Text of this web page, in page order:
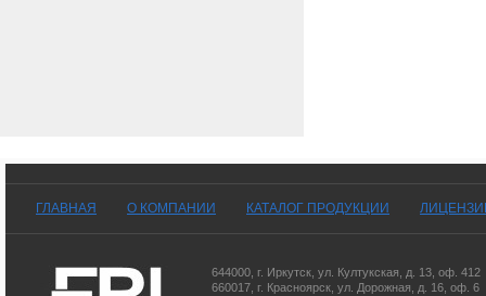
ГЛАВНАЯ О КОМПАНИИ КАТАЛОГ ПРОДУКЦИИ
644000 г. Иркутск ул. Култукская, д. 13 , оф. 412
660017 г. Красноярск ул. Дорожная, д. 16, оф. 6